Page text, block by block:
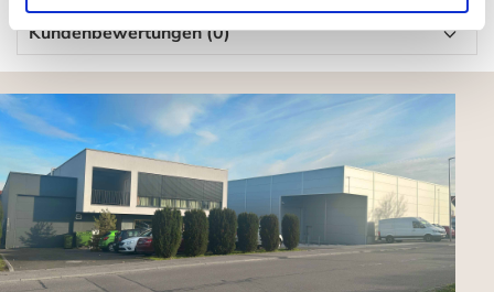
Kundenbewertungen (0)